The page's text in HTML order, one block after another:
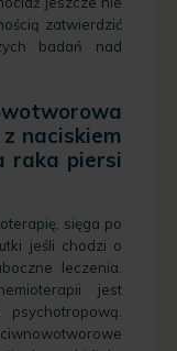
zatwierdzić
badań nad
naciskiem
raka piersi
sięga po
jeśli chodzi o
leczenia.
jest